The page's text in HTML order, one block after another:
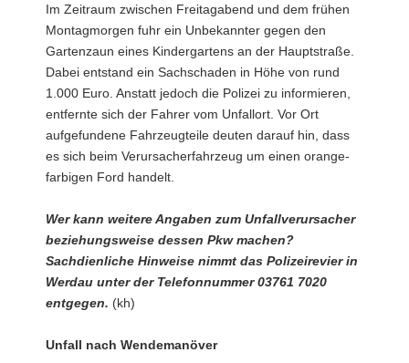
Im Zeitraum zwischen Freitagabend und dem frühen
Montagmorgen fuhr ein Unbekannter gegen den
Gartenzaun eines Kindergartens an der Hauptstraße.
Dabei entstand ein Sachschaden in Höhe von rund
1.000 Euro. Anstatt jedoch die Polizei zu informieren,
entfernte sich der Fahrer vom Unfallort. Vor Ort
aufgefundene Fahrzeugteile deuten darauf hin, dass
es sich beim Verursacherfahrzeug um einen orange-
farbigen Ford handelt.
Wer kann weitere Angaben zum Unfallverursacher
beziehungsweise dessen Pkw machen?
Sachdienliche Hinweise nimmt das Polizeirevier in
Werdau unter der Telefonnummer 03761 7020
entgegen. (kh)
Unfall nach Wendemanöver